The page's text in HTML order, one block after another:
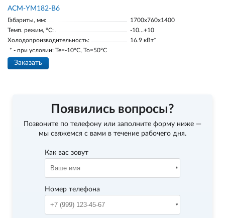
АСМ-YM182-В6
Габариты, мм:
1700х760х1400
Темп. режим, °С:
-10…+10
Холодопроизводительность:
16.9 кВт*
* - при условии: Te=-10ºC, To=50ºC
Заказать
Появились вопросы?
Позвоните по телефону или заполните форму ниже —
мы свяжемся с вами в течение рабочего дня.
Как вас зовут
Номер телефона